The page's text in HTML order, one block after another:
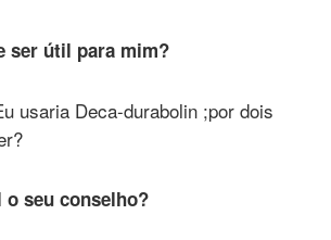
ser útil para mim?
usaria Deca-durabolin ;por dois
o seu conselho?